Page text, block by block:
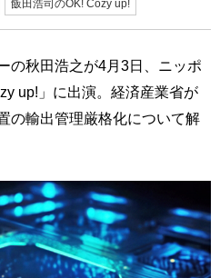
飯田浩司のOK! Cozy up!
の秋田浩之が4月3日、ニッポ
up!」に出演。経済産業省が
の輸出管理厳格化について解